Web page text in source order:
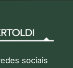
sociais